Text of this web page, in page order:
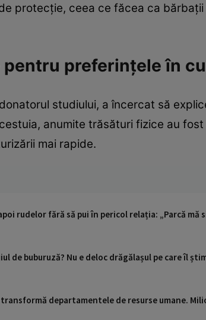
protecție, ceea ce făcea ca
preferințele în
studiului, a încercat să
anumite trăsături fizice au
mai rapide.
rudelor fără să pui în pericol relația: „Parcă mă
de buburuză? Nu e deloc drăgălașul pe care îl
departamentele de resurse umane.